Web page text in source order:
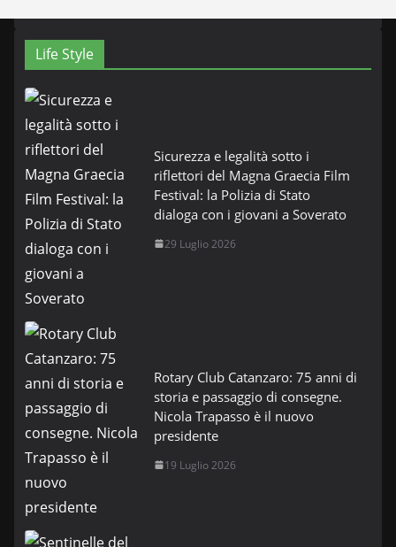
Life Style
Sicurezza e legalità sotto i
riflettori del Magna Graecia Film
Festival: la Polizia di Stato
dialoga con i giovani a Soverato
29 Luglio 2026
Rotary Club Catanzaro: 75 anni di
storia e passaggio di consegne.
Nicola Trapasso è il nuovo
presidente
19 Luglio 2026